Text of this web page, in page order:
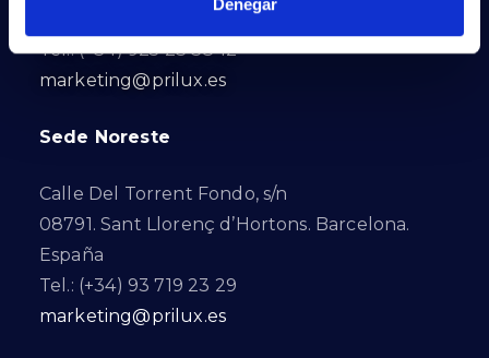
Denegar
Tel.: (+34) 925 23 38 12
marketing@prilux.es
Sede Noreste
Calle Del Torrent Fondo, s/n
08791. Sant Llorenç d’Hortons. Barcelona.
España
Tel.: (+34) 93 719 23 29
marketing@prilux.es